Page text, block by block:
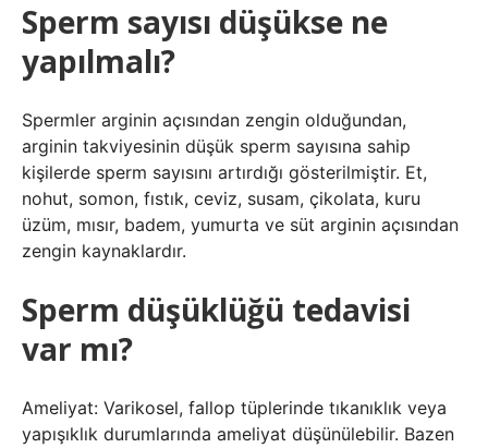
Sperm sayısı düşükse ne
yapılmalı?
Spermler arginin açısından zengin olduğundan,
arginin takviyesinin düşük sperm sayısına sahip
kişilerde sperm sayısını artırdığı gösterilmiştir. Et,
nohut, somon, fıstık, ceviz, susam, çikolata, kuru
üzüm, mısır, badem, yumurta ve süt arginin açısından
zengin kaynaklardır.
Sperm düşüklüğü tedavisi
var mı?
Ameliyat: Varikosel, fallop tüplerinde tıkanıklık veya
yapışıklık durumlarında ameliyat düşünülebilir. Bazen